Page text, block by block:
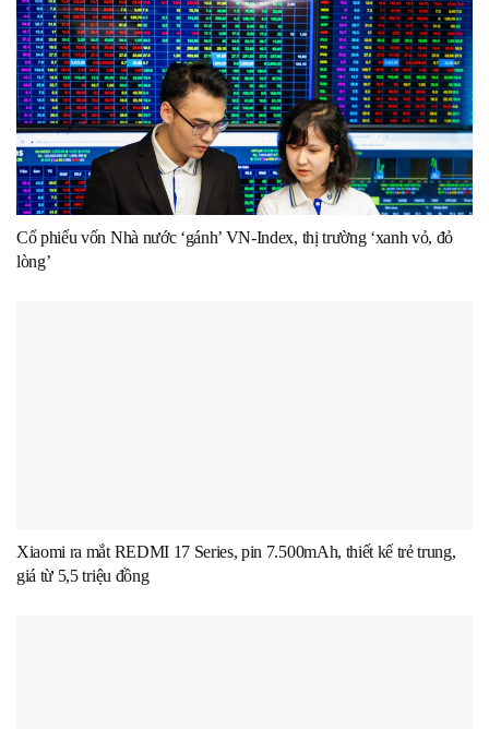
Cổ phiếu vốn Nhà nước ‘gánh’ VN-Index, thị trường ‘xanh vỏ, đỏ
lòng’
Xiaomi ra mắt REDMI 17 Series, pin 7.500mAh, thiết kế trẻ trung,
giá từ 5,5 triệu đồng